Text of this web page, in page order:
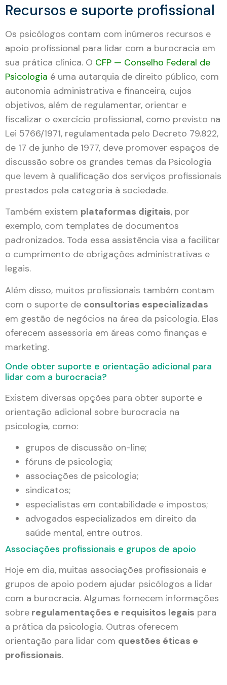
Recursos e suporte profissional
Os psicólogos contam com inúmeros recursos e
apoio profissional para lidar com a burocracia em
sua prática clínica. O CFP — Conselho Federal de
Psicologia é uma autarquia de direito público, com
autonomia administrativa e financeira, cujos
objetivos, além de regulamentar, orientar e
fiscalizar o exercício profissional, como previsto na
Lei 5766/1971, regulamentada pelo Decreto 79.822,
de 17 de junho de 1977, deve promover espaços de
discussão sobre os grandes temas da Psicologia
que levem à qualificação dos serviços profissionais
prestados pela categoria à sociedade.
Também existem plataformas digitais, por
exemplo, com templates de documentos
padronizados. Toda essa assistência visa a facilitar
o cumprimento de obrigações administrativas e
legais.
Além disso, muitos profissionais também contam
com o suporte de consultorias especializadas
em gestão de negócios na área da psicologia. Elas
oferecem assessoria em áreas como finanças e
marketing.
Onde obter suporte e orientação adicional para
lidar com a burocracia?
Existem diversas opções para obter suporte e
orientação adicional sobre burocracia na
psicologia, como:
grupos de discussão on-line;
fóruns de psicologia;
associações de psicologia;
sindicatos;
especialistas em contabilidade e impostos;
advogados especializados em direito da
saúde mental, entre outros.
Associações profissionais e grupos de apoio
Hoje em dia, muitas associações profissionais e
grupos de apoio podem ajudar psicólogos a lidar
com a burocracia. Algumas fornecem informações
sobre regulamentações e requisitos legais para
a prática da psicologia. Outras oferecem
orientação para lidar com questões éticas e
profissionais.